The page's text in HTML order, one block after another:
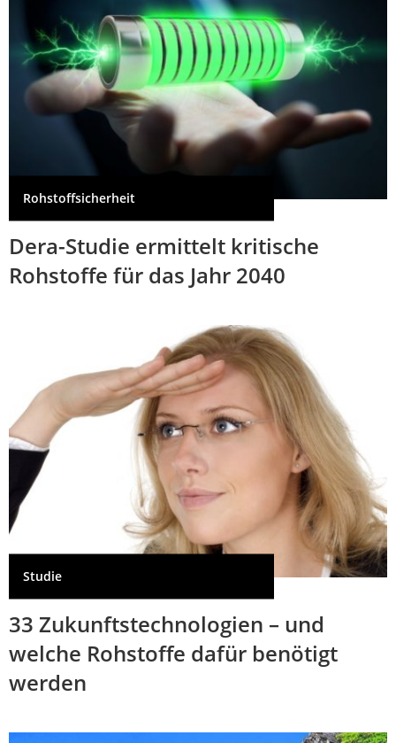
Rohstoffsicherheit
Dera-Studie ermittelt kritische
Rohstoffe für das Jahr 2040
Studie
33 Zukunftstechnologien – und
welche Rohstoffe dafür benötigt
werden